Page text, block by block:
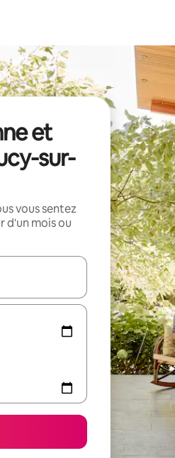
et
sur-
vous sentez
d'un mois ou
les flèches vers le haut et vers